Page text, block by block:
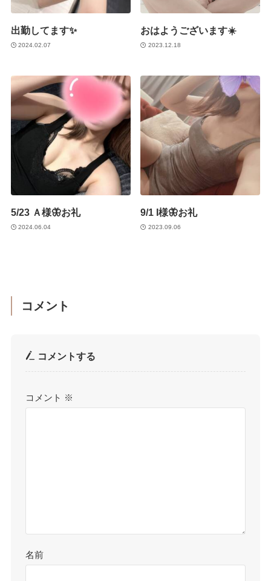
出勤してます✨
2024.02.07
おはようございます☀️
2023.12.18
5/23 Ａ様🦋お礼
2024.06.04
9/1 I様🦋お礼
2023.09.06
コメント
コメントする
コメント ※
名前